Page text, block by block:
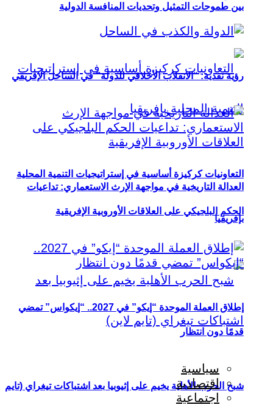
بين طموحات التمثيل وتحديات المنافسة الدولية
التعاونيات كركيزة أساسية في إستراتيجيات التنمية المحلية
بإفريقيا
شبح الحرب الأهلية يخيم على إثيوبيا بعد اشتباكات تيغراي (تايم
رؤية نقدية: “الانقلاب الأخلاقي للدولة” في الساحل الإفريقي
العدالة التاريخية في مواجهة الإرث الاستعماري: تداعيات
الحكم البلجيكي على العلاقات الأوروبية الإفريقية
إطلاق العملة الموحدة “إيكو” في 2027.. “إيكواس” تمضي
قدمًا دون انتظار
سياسية
اقتصادية
اجتماعية